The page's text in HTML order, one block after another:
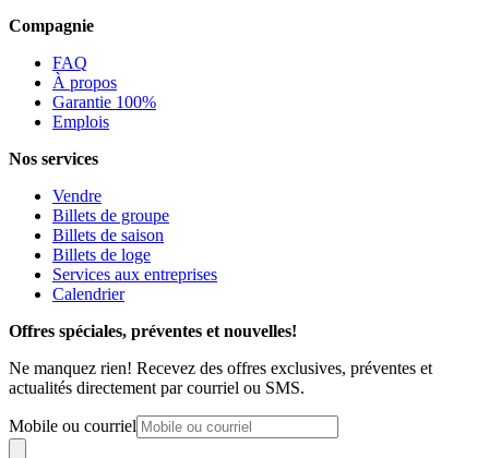
Compagnie
FAQ
À propos
Garantie 100%
Emplois
Nos services
Vendre
Billets de groupe
Billets de saison
Billets de loge
Services aux entreprises
Calendrier
Offres spéciales, préventes et nouvelles!
Ne manquez rien! Recevez des offres exclusives, préventes et
actualités directement par courriel ou SMS.
Mobile ou courriel